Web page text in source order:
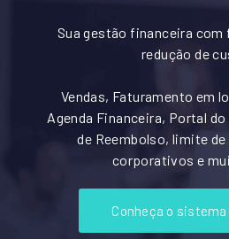
Sua gestão financeira com
redução de
Vendas, Faturamento em
Agenda Financeira, Portal
de Reembolso, limite
corporativos e
Conheça o